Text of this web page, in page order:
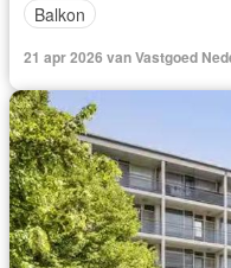
Balkon
21 apr 2026 van Vastgoed